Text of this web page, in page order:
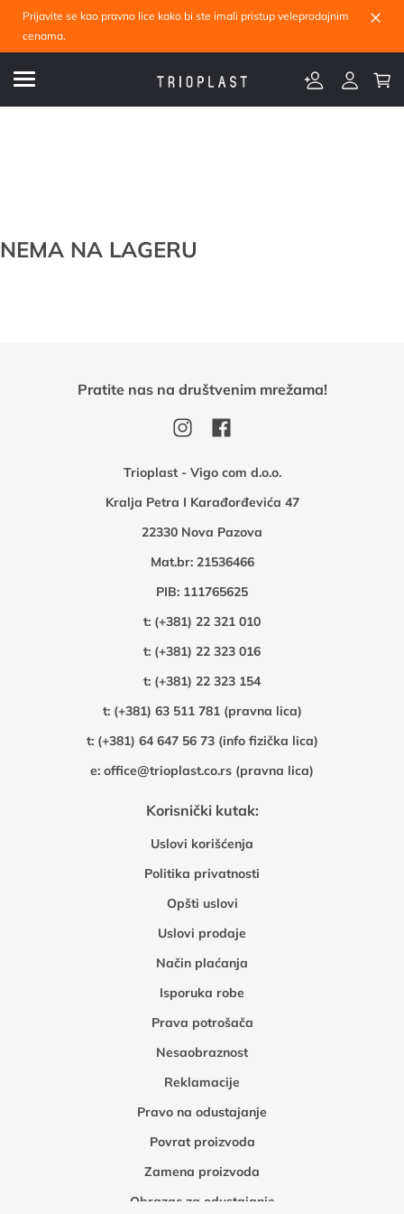
Prijavite se kao pravno lice kako bi ste imali pristup veleprodajnim
cenama.
×
NEMA NA LAGERU
Trioplast - Vigo com d.o.o.
Kralja Petra I Karađorđevića 47
22330 Nova Pazova
Mat.br: 21536466
PIB: 111765625
t: (+381) 22 321 010
t: (+381) 22 323 016
t: (+381) 22 323 154
t: (+381) 63 511 781 (pravna lica)
t: (+381) 64 647 56 73 (info fizička lica)
e: office@trioplast.co.rs (pravna lica)
Korisnički kutak:
Uslovi korišćenja
Politika privatnosti
Opšti uslovi
Uslovi prodaje
Način plaćanja
Isporuka robe
Prava potrošača
Nesaobraznost
Reklamacije
Pravo na odustajanje
Povrat proizvoda
Zamena proizvoda
Obrazac za odustajanje
Pratite nas na društvenim mrežama!